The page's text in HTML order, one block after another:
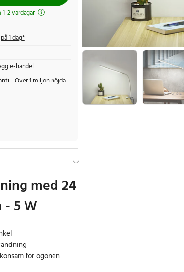
2 vardagar
1 dag*
e-handel
- Över 1 miljon nöjda
med 24
- 5 W
för ögonen